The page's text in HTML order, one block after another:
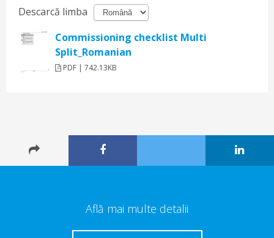
Descarcă limba
Commissioning checklist Multi
Split_Romanian
PDF | 742.13KB
Află mai multe detalii